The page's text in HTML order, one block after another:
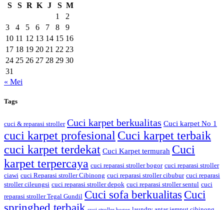
S
S R K J S M
1
2
3
4 5 6 7 8
9
10 11 12 13 14 15 16
17 18 19 20 21 22 23
24 25 26 27 28 29 30
31
« Mei
Tags
cuci & reparasi stroller Cuci karpet berkualitas Cuci karpet No 1
cuci karpet profesional Cuci karpet terbaik
cuci karpet terdekat Cuci Karpet termurah Cuci
karpet terpercaya cuci reparasi stroller bogor cuci reparasi stroller
ciawi cuci Reparasi stroller Cibinong cuci reparasi stroller cibubur cuci reparasi
stroller cileungsi cuci reparasi stroller depok cuci reparasi stroller sentul cuci
reparasi stroller Tegal Gundil Cuci sofa berkualitas Cuci